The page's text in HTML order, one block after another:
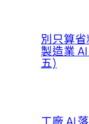
別只算
製造業
五)
工廠 AI